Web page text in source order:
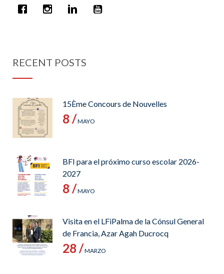
RECENT POSTS
15Ème Concours de Nouvelles
8 /MAYO
BFI para el próximo curso escolar 2026-
2027
8 /MAYO
Visita en el LFiPalma de la Cónsul General
de Francia, Azar Agah Ducrocq
28 /MARZO